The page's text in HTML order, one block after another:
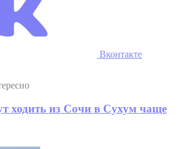
Вконтакте
ходить из Сочи в Сухум чаще